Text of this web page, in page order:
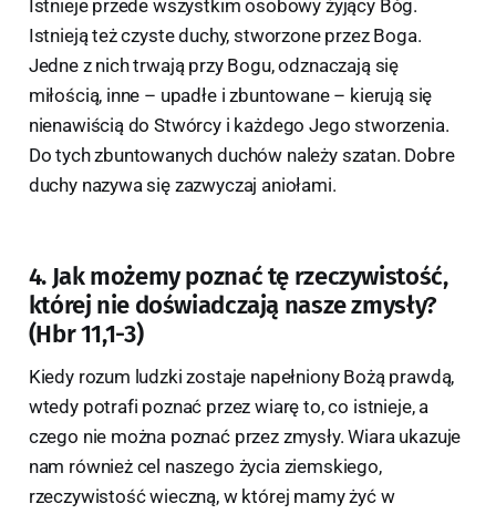
Istnieje przede wszystkim osobowy żyjący Bóg.
Istnieją też czyste duchy, stworzone przez Boga.
Jedne z nich trwają przy Bogu, odznaczają się
miłością, inne – upadłe i zbuntowane – kierują się
nienawiścią do Stwórcy i każdego Jego stworzenia.
Do tych zbuntowanych duchów należy szatan. Dobre
duchy nazywa się zazwyczaj aniołami.
4. Jak możemy poznać tę rzeczywistość,
której nie doświadczają nasze zmysły?
(Hbr 11,1-3)
Kiedy rozum ludzki zostaje napełniony Bożą prawdą,
wtedy potrafi poznać przez wiarę to, co istnieje, a
czego nie można poznać przez zmysły. Wiara ukazuje
nam również cel naszego życia ziemskiego,
rzeczywistość wieczną, w której mamy żyć w